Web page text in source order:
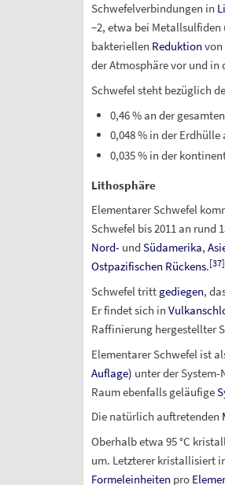
Schwefelverbindungen in
−2, etwa bei Metallsulfiden
bakteriellen Reduktion von
der Atmosphäre vor und in
Schwefel steht bezüglich
0,46% an der
0,048% in der Erdhülle
0,035% in der
Lithosphäre
Elementarer Schwefel
Schwefel bis 2011 an rund
Nord- und Südamerika,
Ostpazifischen Rückens.[37]
Schwefel tritt gediegen,
Er findet sich in
Raffinierung hergestellter
Elementarer Schwefel ist
Auflage) unter der
Raum ebenfalls geläufige
Die natürlich auftretenden
Oberhalb etwa 95°C
um. Letzterer kristallisiert
Formeleinheiten pro